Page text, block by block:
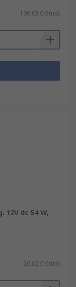
199,03 €/Stück
12V dc 54 W,
26,02 €/Stück